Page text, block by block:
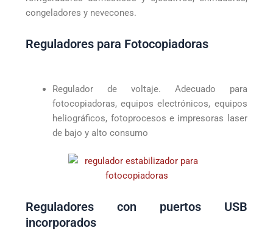
congeladores y nevecones.
Reguladores para Fotocopiadoras
Regulador de voltaje. Adecuado para
fotocopiadoras, equipos electrónicos, equipos
heliográficos, fotoprocesos e impresoras laser
de bajo y alto consumo
Reguladores con puertos USB
incorporados